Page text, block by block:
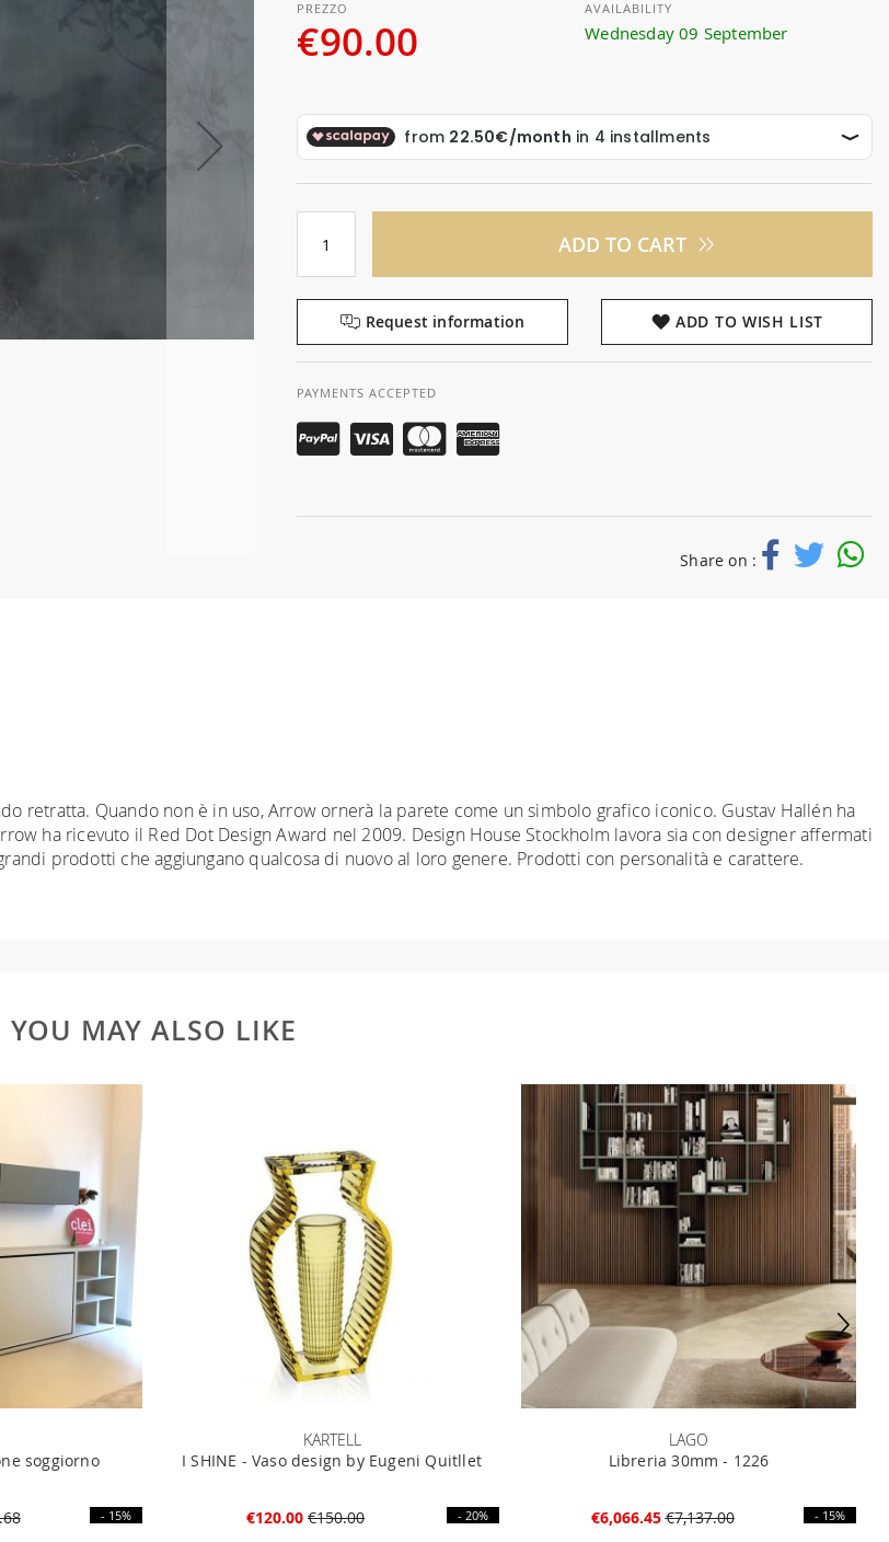
€90.00
AVAILABILITY
Wednesday 09 September
ADD TO CART
Request information ADD TO WISH LIST
PAYMENTS ACCEPTED
Share on :
retratta. Quando non è in uso, Arrow ornerà la parete come un simbolo grafico iconico. Gustav Hallén ha
ha ricevuto il Red Dot Design Award nel 2009. Design House Stockholm lavora sia con designer affermati
prodotti che aggiungano qualcosa di nuovo al loro genere. Prodotti con personalità e carattere.
YOU MAY ALSO LIKE
soggiorno
- 15%
KARTELL
I SHINE - Vaso design by Eugeni Quitllet
€120.00 €150.00 - 20%
LAGO
Libreria 30mm - 1226
€6,066.45 €7,137.00 - 15%